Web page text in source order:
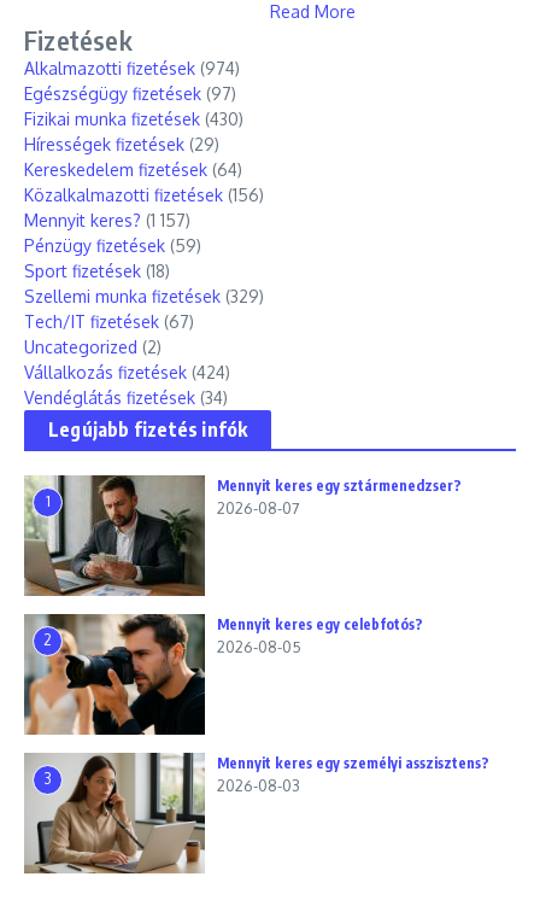
Read More
Fizetések
Alkalmazotti fizetések (974)
Egészségügy fizetések (97)
Fizikai munka fizetések (430)
Hírességek fizetések (29)
Kereskedelem fizetések (64)
Közalkalmazotti fizetések (156)
Mennyit keres? (1 157)
Pénzügy fizetések (59)
Sport fizetések (18)
Szellemi munka fizetések (329)
Tech/IT fizetések (67)
Uncategorized (2)
Vállalkozás fizetések (424)
Vendéglátás fizetések (34)
Legújabb fizetés infók
1
Mennyit keres egy sztármenedzser?
2026-08-07
2
Mennyit keres egy celebfotós?
2026-08-05
3
Mennyit keres egy személyi asszisztens?
2026-08-03